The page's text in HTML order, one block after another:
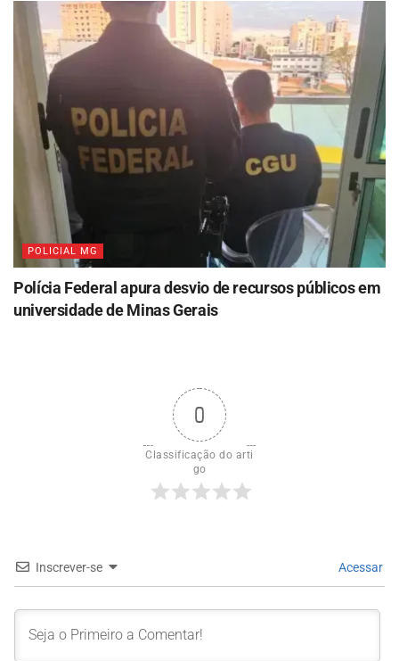
POLICIAL MG
Polícia Federal apura desvio de recursos públicos em
universidade de Minas Gerais
0
Classificação do arti
go
Inscrever-se Acessar